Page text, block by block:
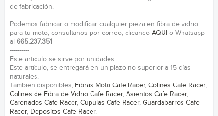
de fabricación.
----------
Podemos fabricar o modificar cualquier pieza en fibra de vidrio
para tu moto, consultanos por correo, clicando AQUI o Whatsapp
al 665.237.351
----------
Este articulo se sirve por unidades.
Este artículo, se entregará en un plazo no superior a 15 días
naturales.
Tambien disponibles, Fibras Moto Cafe Racer, Colines Cafe Racer,
Colines de Fibra de Vidrio Cafe Racer, Asientos Cafe Racer,
Carenados Cafe Racer, Cupulas Cafe Racer, Guardabarros Cafe
Racer, Depositos Cafe Racer.